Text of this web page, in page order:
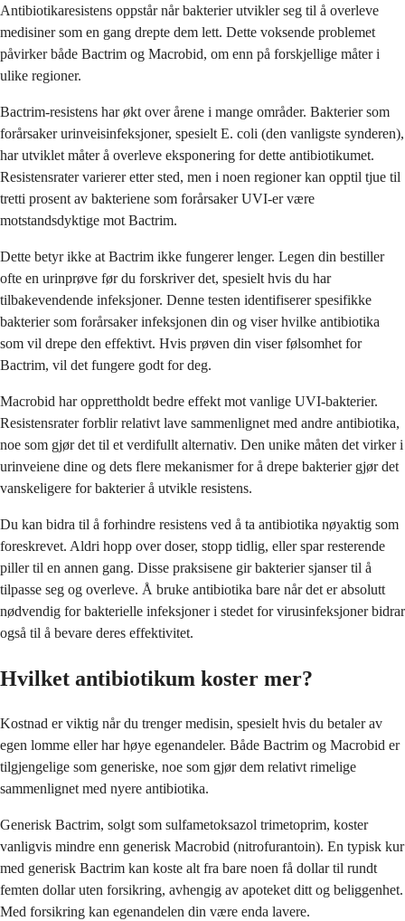
Antibiotikaresistens oppstår når bakterier utvikler seg til å overleve
medisiner som en gang drepte dem lett. Dette voksende problemet
påvirker både Bactrim og Macrobid, om enn på forskjellige måter i
ulike regioner.
Bactrim-resistens har økt over årene i mange områder. Bakterier som
forårsaker urinveisinfeksjoner, spesielt E. coli (den vanligste synderen),
har utviklet måter å overleve eksponering for dette antibiotikumet.
Resistensrater varierer etter sted, men i noen regioner kan opptil tjue til
tretti prosent av bakteriene som forårsaker UVI-er være
motstandsdyktige mot Bactrim.
Dette betyr ikke at Bactrim ikke fungerer lenger. Legen din bestiller
ofte en urinprøve før du forskriver det, spesielt hvis du har
tilbakevendende infeksjoner. Denne testen identifiserer spesifikke
bakterier som forårsaker infeksjonen din og viser hvilke antibiotika
som vil drepe den effektivt. Hvis prøven din viser følsomhet for
Bactrim, vil det fungere godt for deg.
Macrobid har opprettholdt bedre effekt mot vanlige UVI-bakterier.
Resistensrater forblir relativt lave sammenlignet med andre antibiotika,
noe som gjør det til et verdifullt alternativ. Den unike måten det virker i
urinveiene dine og dets flere mekanismer for å drepe bakterier gjør det
vanskeligere for bakterier å utvikle resistens.
Du kan bidra til å forhindre resistens ved å ta antibiotika nøyaktig som
foreskrevet. Aldri hopp over doser, stopp tidlig, eller spar resterende
piller til en annen gang. Disse praksisene gir bakterier sjanser til å
tilpasse seg og overleve. Å bruke antibiotika bare når det er absolutt
nødvendig for bakterielle infeksjoner i stedet for virusinfeksjoner bidrar
også til å bevare deres effektivitet.
Hvilket antibiotikum koster mer?
Kostnad er viktig når du trenger medisin, spesielt hvis du betaler av
egen lomme eller har høye egenandeler. Både Bactrim og Macrobid er
tilgjengelige som generiske, noe som gjør dem relativt rimelige
sammenlignet med nyere antibiotika.
Generisk Bactrim, solgt som sulfametoksazol trimetoprim, koster
vanligvis mindre enn generisk Macrobid (nitrofurantoin). En typisk kur
med generisk Bactrim kan koste alt fra bare noen få dollar til rundt
femten dollar uten forsikring, avhengig av apoteket ditt og beliggenhet.
Med forsikring kan egenandelen din være enda lavere.